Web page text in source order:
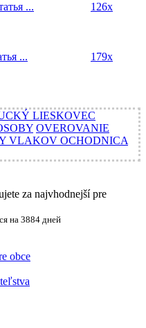
... 126x
... 179x
LIESKOVEC
OVEROVANIE
VLAKOV OCHODNICA
za najvhodnejší pre
на 3884 дней
obce